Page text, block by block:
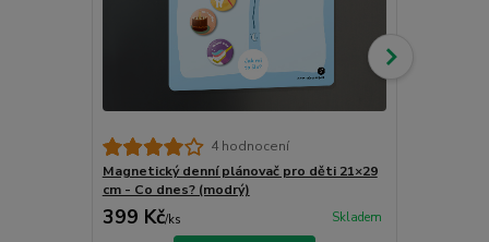
4 hodnocení
Magnetický denní plánovač pro děti 21×29
cm - Co dnes? (modrý)
399 Kč/ks Skladem